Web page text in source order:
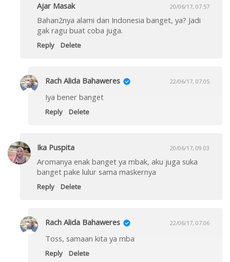
Ajar Masak 20/06/17, 07.57
Bahan2nya alami dan Indonesia banget, ya? Jadi
gak ragu buat coba juga.
Reply Delete
Rach Alida Bahaweres 22/06/17, 07.05
Iya bener banget
Reply Delete
Ika Puspita 20/06/17, 09.03
Aromanya enak banget ya mbak, aku juga suka
banget pake lulur sama maskernya
Reply Delete
Rach Alida Bahaweres 22/06/17, 07.06
Toss, samaan kita ya mba
Reply Delete